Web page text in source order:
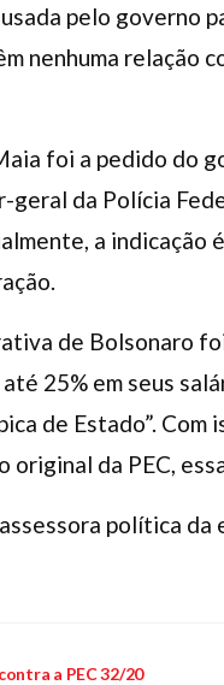
pelo governo
nenhuma relação
foi a pedido do
da Polícia
a indicação
de Bolsonaro
25% em seus
de Estado”.
da PEC,
política da
a PEC 32/20